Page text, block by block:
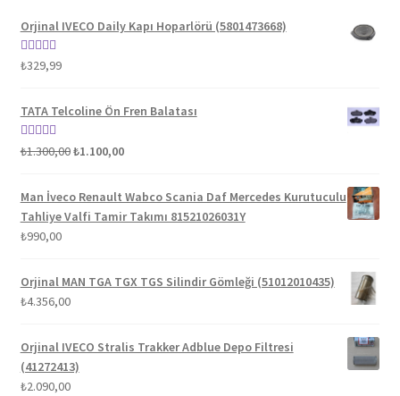
Orjinal IVECO Daily Kapı Hoparlörü (5801473668)
5 üzerinden
₺329,99
TATA Telcoline Ön Fren Balatası
5 üzerinden
₺1.300,00Orijinal
₺1.300,00.
₺1.100,00Şu
fiyat:
₺1.100,00.
Man İveco Renault Wabco Scania Daf Mercedes Kurutuculu
Tahliye Valfi Tamir Takımı 81521026031Y
₺990,00
Orjinal MAN TGA TGX TGS Silindir Gömleği (51012010435)
₺4.356,00
Orjinal IVECO Stralis Trakker Adblue Depo Filtresi
(41272413)
₺2.090,00